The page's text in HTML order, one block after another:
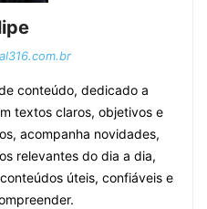
conteúdo, dedicado a
textos claros, objetivos e
acompanha novidades,
relevantes do dia a dia,
úteis, confiáveis e